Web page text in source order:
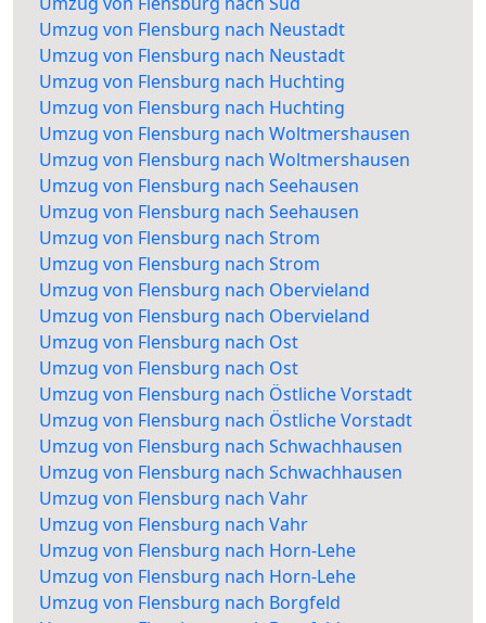
Umzug von Flensburg nach Neustadt
Umzug von Flensburg nach Neustadt
Umzug von Flensburg nach Huchting
Umzug von Flensburg nach Huchting
Umzug von Flensburg nach Woltmershausen
Umzug von Flensburg nach Woltmershausen
Umzug von Flensburg nach Seehausen
Umzug von Flensburg nach Seehausen
Umzug von Flensburg nach Strom
Umzug von Flensburg nach Strom
Umzug von Flensburg nach Obervieland
Umzug von Flensburg nach Obervieland
Umzug von Flensburg nach Ost
Umzug von Flensburg nach Ost
Umzug von Flensburg nach Östliche Vorstadt
Umzug von Flensburg nach Östliche Vorstadt
Umzug von Flensburg nach Schwachhausen
Umzug von Flensburg nach Schwachhausen
Umzug von Flensburg nach Vahr
Umzug von Flensburg nach Vahr
Umzug von Flensburg nach Horn-Lehe
Umzug von Flensburg nach Horn-Lehe
Umzug von Flensburg nach Borgfeld